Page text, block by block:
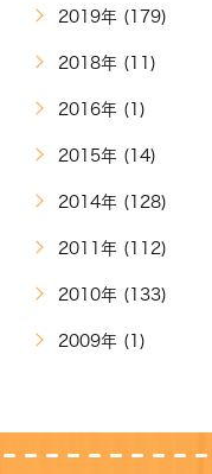
2019年 (179)
2018年 (11)
2016年 (1)
2015年 (14)
2014年 (128)
2011年 (112)
2010年 (133)
2009年 (1)